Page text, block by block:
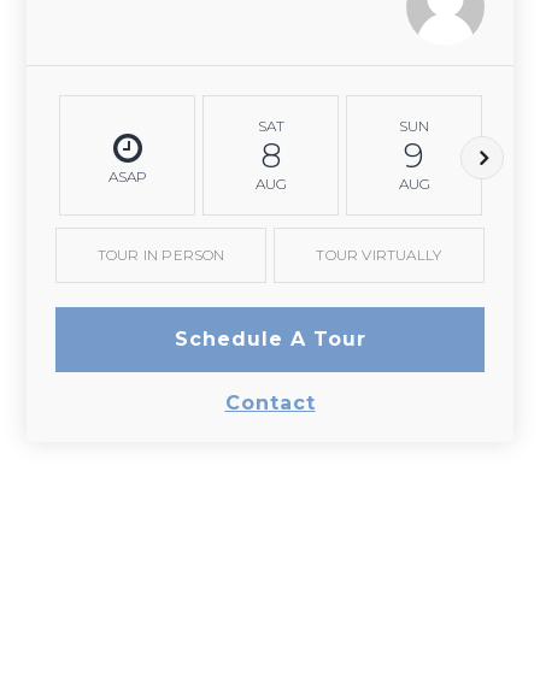
ASAP
SAT
8
AUG
SUN
9
AUG
TOUR IN PERSON TOUR VIRTUALLY
Schedule A Tour
Contact